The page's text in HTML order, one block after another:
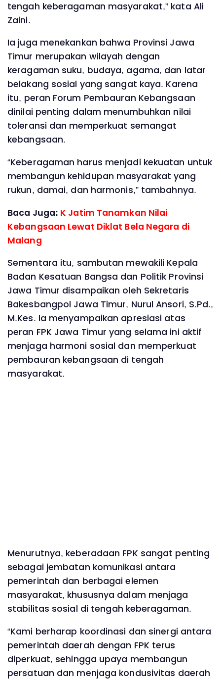
tengah keberagaman masyarakat,” kata Ali
Zaini.
Ia juga menekankan bahwa Provinsi Jawa
Timur merupakan wilayah dengan
keragaman suku, budaya, agama, dan latar
belakang sosial yang sangat kaya. Karena
itu, peran Forum Pembauran Kebangsaan
dinilai penting dalam menumbuhkan nilai
toleransi dan memperkuat semangat
kebangsaan.
“Keberagaman harus menjadi kekuatan untuk
membangun kehidupan masyarakat yang
rukun, damai, dan harmonis,” tambahnya.
Baca Juga: K Jatim Tanamkan Nilai
Kebangsaan Lewat Diklat Bela Negara di
Malang
Sementara itu, sambutan mewakili Kepala
Badan Kesatuan Bangsa dan Politik Provinsi
Jawa Timur disampaikan oleh Sekretaris
Bakesbangpol Jawa Timur, Nurul Ansori, S.Pd.,
M.Kes. Ia menyampaikan apresiasi atas
peran FPK Jawa Timur yang selama ini aktif
menjaga harmoni sosial dan memperkuat
pembauran kebangsaan di tengah
masyarakat.
Menurutnya, keberadaan FPK sangat penting
sebagai jembatan komunikasi antara
pemerintah dan berbagai elemen
masyarakat, khususnya dalam menjaga
stabilitas sosial di tengah keberagaman.
“Kami berharap koordinasi dan sinergi antara
pemerintah daerah dengan FPK terus
diperkuat, sehingga upaya membangun
persatuan dan menjaga kondusivitas daerah